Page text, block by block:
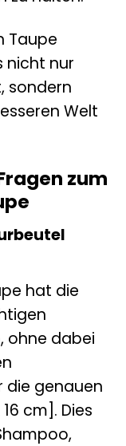
Taupe
nicht nur
sondern
Welt
zum
hat die
ohne dabei
die genauen
cm]. Dies